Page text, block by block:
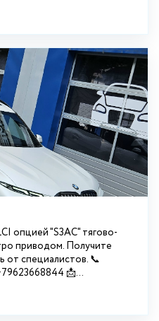
опцией "S3АС" тягово-
приводом. Получите
специалистов. 📞
📩...